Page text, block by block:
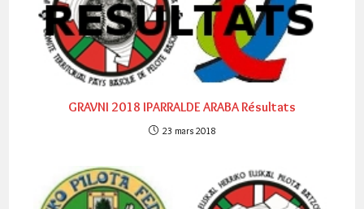
GRAVNI 2018 IPARRALDE ARABA Résultats
23 mars 2018